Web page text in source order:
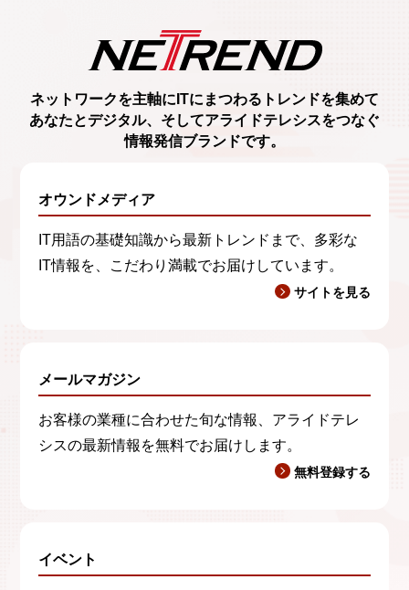
ネットワークを主軸に ITにまつわるトレンドを集めて
あなたとデジタル、 そしてアライドテレシスをつなぐ
情報発信ブランドです。
オウンドメディア
IT用語の基礎知識から最新トレンドまで、多彩な
IT情報を、こだわり満載でお届けしています。
サイトを見る
メールマガジン
お客様の業種に合わせた旬な情報、アライドテレ
シスの最新情報を無料でお届けします。
無料登録する
イベント